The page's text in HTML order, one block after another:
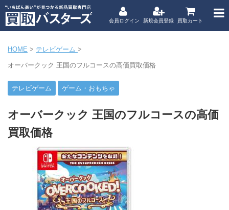
会員ログイン 新規会員登録 買取カート
HOME > テレビゲーム >
オーバークック 王国のフルコースの高価買取価格
テレビゲーム ゲーム・おもちゃ
オーバークック 王国のフルコースの高価
買取価格